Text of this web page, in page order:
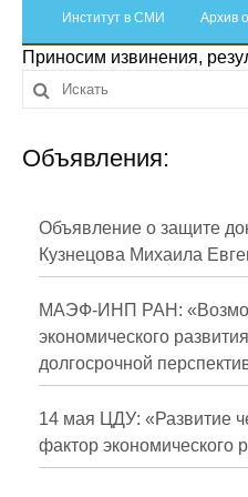
Отчетность
Противодействие
Материалы для
Публикации
Научная жизнь
Проблемы
О журнале
Номера
Институт в СМИ Архив
Приносим извинения,
Объявления:
Объявление о защите
Кузнецова Михаила
МАЭФ-ИНП РАН:
экономического
долгосрочной
14 мая ЦДУ: «Развитие
фактор экономического